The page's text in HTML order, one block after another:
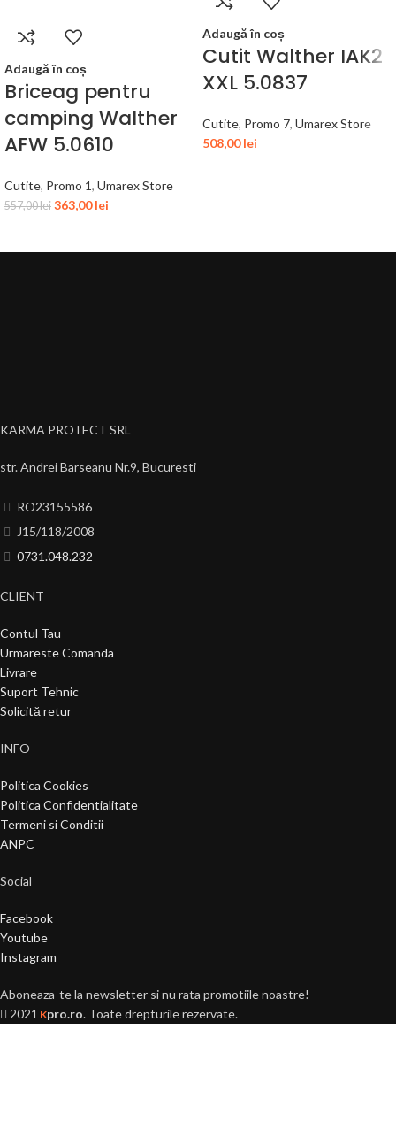
Adaugă în coș
Briceag pentru
camping Walther
AFW 5.0610
Cutite, Promo 1, Umarex Store
557,00lei 363,00lei
Adaugă în coș
Cutit Walther IAK2
XXL 5.0837
Cutite, Promo 7, Umarex Store
508,00lei
KARMA PROTECT SRL
str. Andrei Barseanu Nr.9, Bucuresti
RO23155586
J15/118/2008
0731.048.232
CLIENT
Contul Tau
Urmareste Comanda
Livrare
Suport Tehnic
Solicită retur
INFO
Politica Cookies
Politica Confidentialitate
Termeni si Conditii
ANPC
Social
Facebook
Youtube
Instagram
Aboneaza-te la newsletter si nu rata promotiile noastre!
2021 Kpro.ro. Toate drepturile rezervate.